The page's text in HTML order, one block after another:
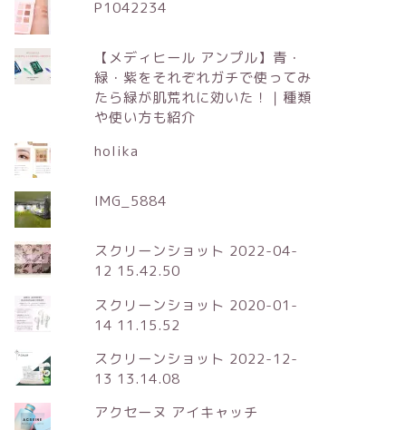
P1042234
【メディヒール アンプル】青・
緑・紫をそれぞれガチで使ってみ
たら緑が肌荒れに効いた！｜種類
や使い方も紹介
holika
IMG_5884
スクリーンショット 2022-04-
12 15.42.50
スクリーンショット 2020-01-
14 11.15.52
スクリーンショット 2022-12-
13 13.14.08
アクセーヌ アイキャッチ